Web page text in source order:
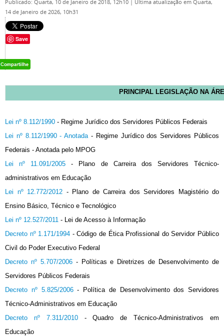
Publicado: Quarta, 10 de Janeiro de 2018, 12h10 | Última atualização em Quarta,
14 de Janeiro de 2026, 10h31
Save
PRINCIPAL LEGISLAÇÃO NA
Lei nº 8.112/1990 - Regime Jurídico dos Servidores Públicos Federais
Lei nº 8.112/1990 - Anotada- Regime Jurídico dos Servidores Públicos
Federais - Anotada pelo MPOG
Lei nº 11.091/2005 - Plano de Carreira dos Servidores Técnico-
administrativos em Educação
Lei nº 12.772/2012 - Plano de Carreira dos Servidores Magistério do
Ensino Básico, Técnico e Tecnológico
Lei nº 12.527/2011 - Lei de Acesso à Informação
Decreto nº 1.171/1994 - Código de Ética Profissional do Servidor Público
Civil do Poder Executivo Federal
Decreto nº 5.707/2006- Políticas e Diretrizes de Desenvolvimento de
Servidores Públicos Federais
Decreto nº 5.825/2006- Política de Desenvolvimento dos Servidores
Técnico-Administrativos em Educação
Decreto nº 7.311/2010- Quadro de Técnico-Administrativos em
Educação